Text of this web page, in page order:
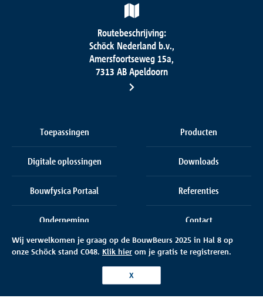
Wij verwelkomen je graag op de BouwBeurs 2025 in Hal 8 op
onze Schöck stand C048. Klik hier om je gratis te registreren.
X
Routebeschrijving:
Schöck Nederland b.v.,
Amersfoortseweg 15a,
7313 AB Apeldoorn
Toepassingen Producten
Digitale oplossingen Downloads
Bouwfysica Portaal Referenties
Onderneming Contact